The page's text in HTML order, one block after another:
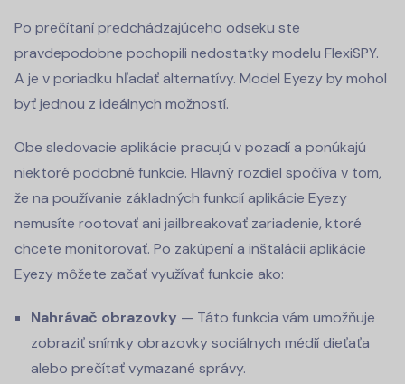
Po prečítaní predchádzajúceho odseku ste
pravdepodobne pochopili nedostatky modelu FlexiSPY.
A je v poriadku hľadať alternatívy. Model Eyezy by mohol
byť jednou z ideálnych možností.
Obe sledovacie aplikácie pracujú v pozadí a ponúkajú
niektoré podobné funkcie. Hlavný rozdiel spočíva v tom,
že na používanie základných funkcií aplikácie Eyezy
nemusíte rootovať ani jailbreakovať zariadenie, ktoré
chcete monitorovať. Po zakúpení a inštalácii aplikácie
Eyezy môžete začať využívať funkcie ako:
Nahrávač obrazovky — Táto funkcia vám umožňuje
zobraziť snímky obrazovky sociálnych médií dieťaťa
alebo prečítať vymazané správy.